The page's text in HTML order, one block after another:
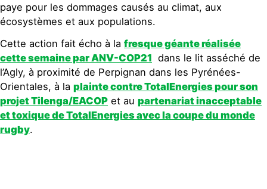
paye pour les dommages causés au climat, aux
écosystèmes et aux populations.
Cette action fait écho à la fresque géante réalisée
cette semaine par ANV-COP21 dans le lit asséché de
l’Agly, à proximité de Perpignan dans les Pyrénées-
Orientales, à la plainte contre TotalEnergies pour son
projet Tilenga/EACOP et au partenariat inacceptable
et toxique de TotalEnergies avec la coupe du monde
rugby.